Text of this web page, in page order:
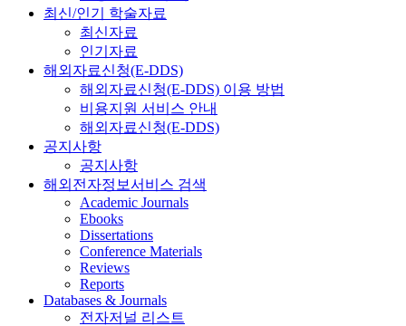
최신/인기 학술자료
최신자료
인기자료
해외자료신청(E-DDS)
해외자료신청(E-DDS) 이용 방법
비용지원 서비스 안내
해외자료신청(E-DDS)
공지사항
공지사항
해외전자정보서비스 검색
Academic Journals
Ebooks
Dissertations
Conference Materials
Reviews
Reports
Databases & Journals
전자저널 리스트